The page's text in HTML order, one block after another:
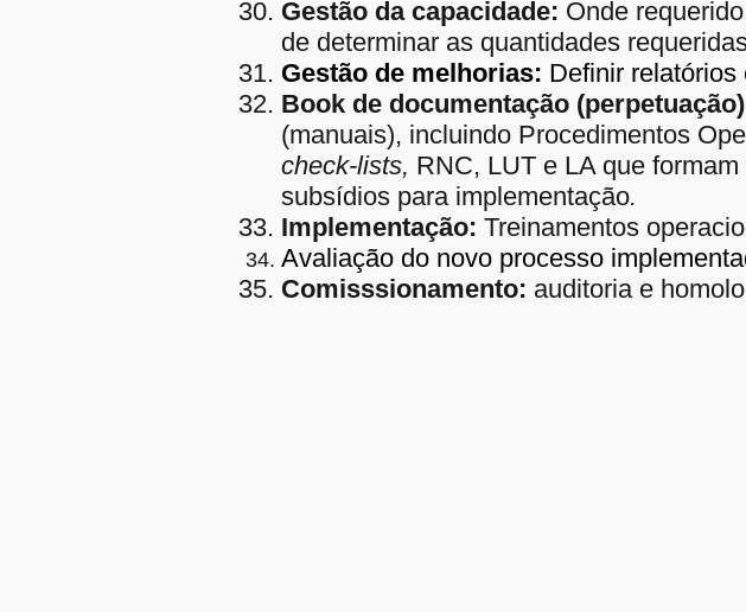
Gestão da capacidade: Onde
de determinar as quantidades
Gestão de melhorias: Definir relatórios
Book de documentação
(manuais), incluindo Procedimentos
check-lists, RNC, LUT e LA que
subsídios para implementação.
Implementação: Treinamentos
Avaliação do novo processo
Comisssionamento: auditoria e